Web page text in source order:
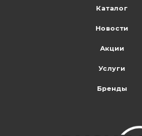
Каталог
Новости
Акции
Услуги
Бренды